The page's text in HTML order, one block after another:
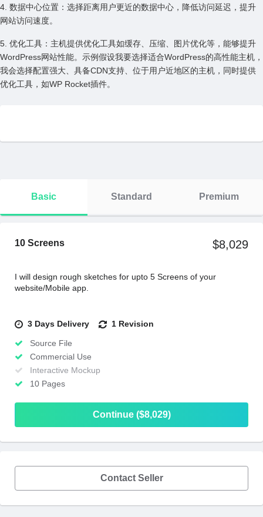
4. 数据中⼼位置：选择距离⽤户更近的数据中⼼，降低访问延迟，提升
⽹站访问速度。
5. 优化⼯具：主机提供优化⼯具如缓存、压缩、图⽚优化等，能够提升
WordPress⽹站性能。⽰例假设我要选择适合WordPress的⾼性能主机，
我会选择配置强⼤、具备CDN⽀持、位于⽤户近地区的主机，同时提供
优化⼯具，如WP Rocket插件。
Basic Standard Premium
10 Screens $8,029
I will design rough sketches for upto 5 Screens of your
website/Mobile app.
3 Days Delivery 1 Revision
Source File
Commercial Use
Interactive Mockup
10 Pages
Continue ($8,029)
Contact Seller